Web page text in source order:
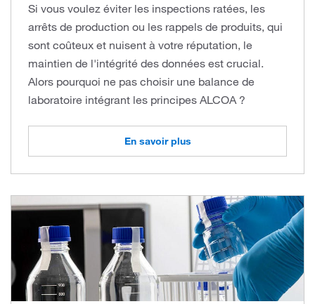
Si vous voulez éviter les inspections ratées, les
arrêts de production ou les rappels de produits, qui
sont coûteux et nuisent à votre réputation, le
maintien de l'intégrité des données est crucial.
Alors pourquoi ne pas choisir une balance de
laboratoire intégrant les principes ALCOA ?
En savoir plus